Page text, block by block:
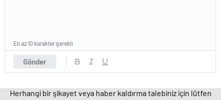
Gönder
En az 10 karakter gerekli
Herhangi bir şikayet veya haber kaldırma talebiniz için lütfen